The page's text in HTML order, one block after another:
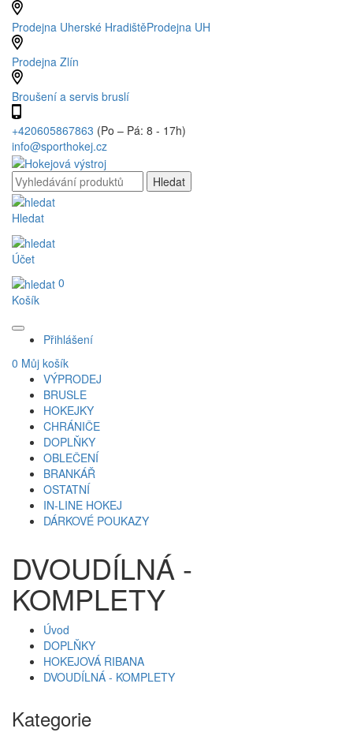
Prodejna Uherské HradištěProdejna UH
Prodejna Zlín
Broušení a servis bruslí
+420605867863 (Po – Pá: 8 - 17h)
info@sporthokej.cz
Hledat
Účet
0
Košík
Přihlášení
0 Můj košík
VÝPRODEJ
BRUSLE
HOKEJKY
CHRÁNIČE
DOPLŇKY
OBLEČENÍ
BRANKÁŘ
OSTATNÍ
IN-LINE HOKEJ
DÁRKOVÉ POUKAZY
DVOUDÍLNÁ -
KOMPLETY
Úvod
DOPLŇKY
HOKEJOVÁ RIBANA
DVOUDÍLNÁ - KOMPLETY
Kategorie